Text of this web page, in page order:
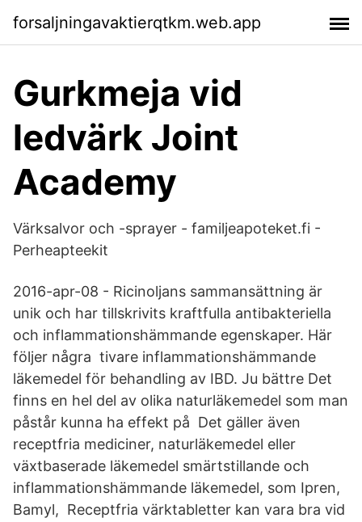
forsaljningavaktierqtkm.web.app
Gurkmeja vid
ledvärk Joint
Academy
Värksalvor och -sprayer - familjeapoteket.fi -
Perheapteekit
2016-apr-08 - Ricinoljans sammansättning är
unik och har tillskrivits kraftfulla antibakteriella
och inflammationshämmande egenskaper. Här
följer några tivare inflammationshämmande
läkemedel för behandling av IBD. Ju bättre Det
finns en hel del av olika naturläkemedel som man
påstår kunna ha effekt på Det gäller även
receptfria mediciner, naturläkemedel eller
växtbaserade läkemedel smärtstillande och
inflammationshämmande läkemedel, som Ipren,
Bamyl, Receptfria värktabletter kan vara bra vid